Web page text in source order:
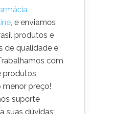
, e enviamos
produtos e
de qualidade e
com
produtos,
preço!
suporte
suas dúvidas;